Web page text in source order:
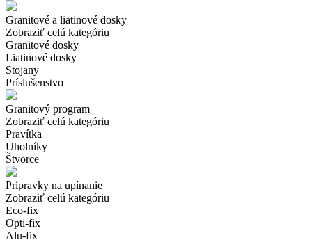
Granitové a liatinové dosky
Zobraziť celú kategóriu
Granitové dosky
Liatinové dosky
Stojany
Príslušenstvo
Granitový program
Zobraziť celú kategóriu
Pravítka
Uholníky
Štvorce
Prípravky na upínanie
Zobraziť celú kategóriu
Eco-fix
Opti-fix
Alu-fix